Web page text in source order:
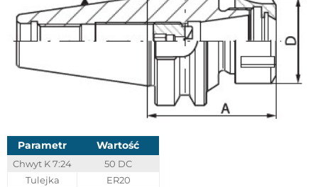
Parametr Wartość
Chwyt K 7:24
50 DC
Tulejka
ER20